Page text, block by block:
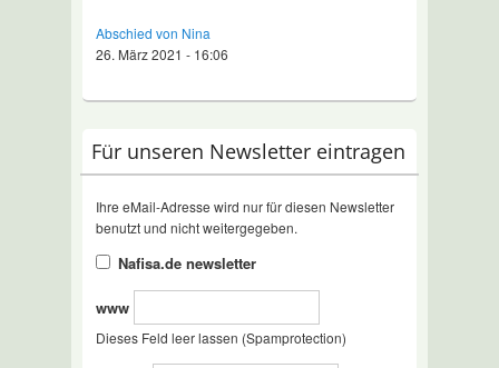
Abschied von Nina
26. März 2021 - 16:06
Für unseren Newsletter eintragen
Ihre eMail-Adresse wird nur für diesen Newsletter
benutzt und nicht weitergegeben.
Nafisa.de newsletter
www
Dieses Feld leer lassen (Spamprotection)